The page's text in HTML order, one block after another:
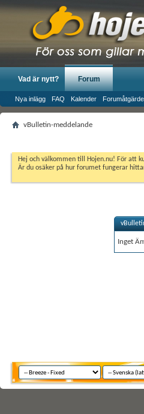
Vad är nytt? Forum
Nya inlägg FAQ Kalender
vBulletin-meddelande
Hej och välkommen till Hojen.nu! För att
Är du osäker på hur forumet fungerar
Inget